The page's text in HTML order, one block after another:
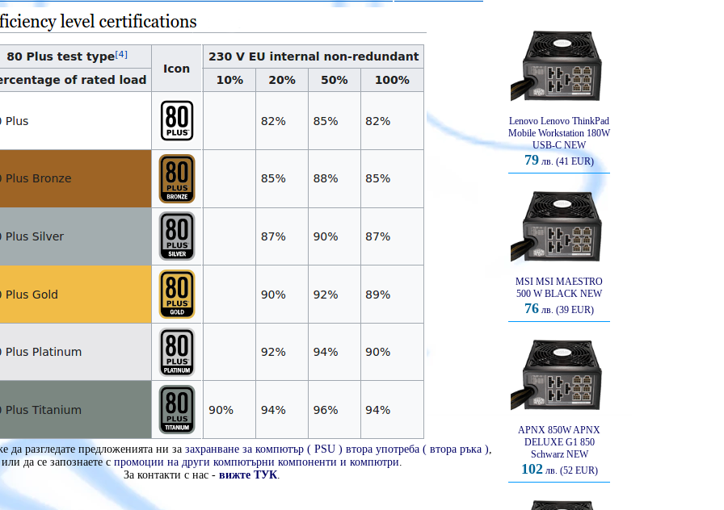
да разгледате предложенията ни за захранване за компютър ( PSU ) втора употреба ( втора ръка ),
или да се запознаете с промоции на други компютърни компоненти и компютри.
За контакти с нас - вижте ТУК.
Lenovo Lenovo ThinkPad
Mobile Workstation 180W
USB-C NEW
79 лв. (41 EUR)
MSI MSI MAESTRO
500 W BLACK NEW
76 лв. (39 EUR)
APNX 850W APNX
DELUXE G1 850
Schwarz NEW
102лв. (52 EUR)